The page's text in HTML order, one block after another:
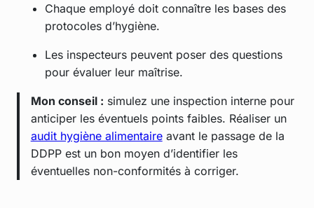
Chaque employé doit connaître les bases des
protocoles d’hygiène.
Les inspecteurs peuvent poser des questions
pour évaluer leur maîtrise.
Mon conseil : simulez une inspection interne pour
anticiper les éventuels points faibles. Réaliser un
audit hygiène alimentaireavant le passage de la
DDPP est un bon moyen d’identifier les
éventuelles non-conformités à corriger.